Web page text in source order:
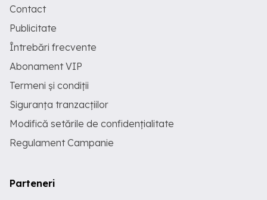
Contact
Publicitate
Întrebări frecvente
Abonament VIP
Termeni și condiții
Siguranța tranzacțiilor
Modifică setările de confidențialitate
Regulament Campanie
Parteneri